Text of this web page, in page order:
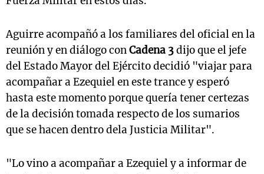
Aguirre acompañó a los familiares del oficial en la
reunión y en diálogo conCadena 3dijo que el jefe
del Estado Mayor del Ejército decidió "viajar para
acompañar a Ezequiel en este trance y esperó
hasta este momento porque quería tener certezas
de la decisión tomada respecto de los sumarios
que se hacen dentro dela Justicia Militar".
"Lo vino a acompañar a Ezequiel y a informar de